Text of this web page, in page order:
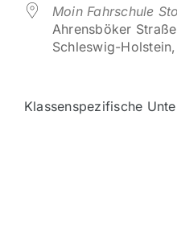
Moin Fahrschule
Ahrensböker
Schleswig-
Klassenspezifische